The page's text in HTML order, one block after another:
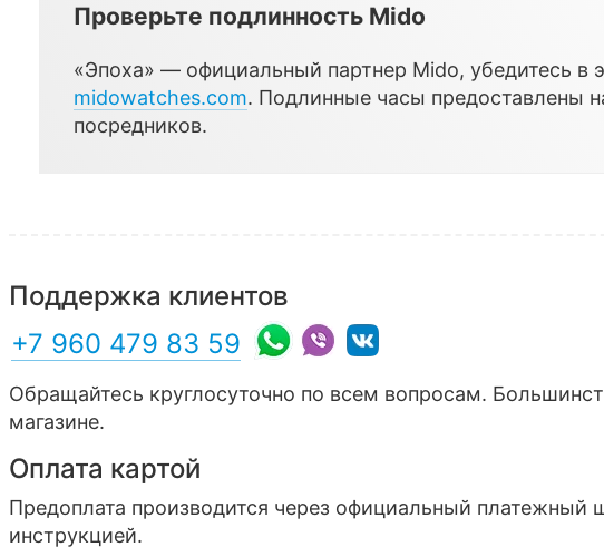
Проверьте подлинность Mido
«Эпоха» — официальный партнер Mido, убедитесь в
midowatches.com. Подлинные часы предоставлены
посредников.
Поддержка клиентов
+7 960 479 83 59
Обращайтесь круглосуточно по всем вопросам.
магазине.
Оплата картой
Предоплата производится через официальный
инструкцией.